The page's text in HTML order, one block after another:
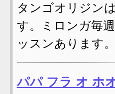
タンゴオリジン
す。ミロンガ毎
ッスンあります。
パパ フラ オ ホ